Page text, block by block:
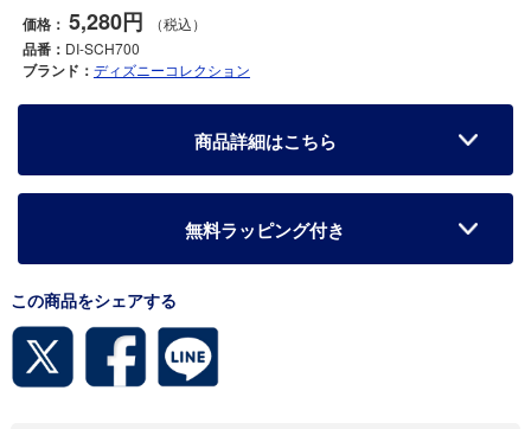
価格： 5,280円 （税込）
品番： DI-SCH700
ブランド： ディズニーコレクション
商品詳細はこちら
無料ラッピング付き
この商品をシェアする